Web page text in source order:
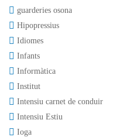
guarderies osona
Hipopressius
Idiomes
Infants
Informàtica
Institut
Intensiu carnet de conduir
Intensiu Estiu
Ioga